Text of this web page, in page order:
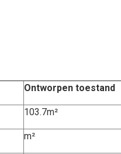
Ontworpen toestand
103.7m²
m²